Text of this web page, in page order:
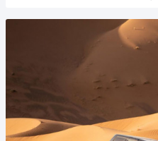
🚙 En 4x4
: Partez à la découverte
paysages lunaires et les oasis
W'Oman & Man Aventura Cup
📍
Santana Trophy
au cœur du Maroc. Au volant
navigation, orientation et passages